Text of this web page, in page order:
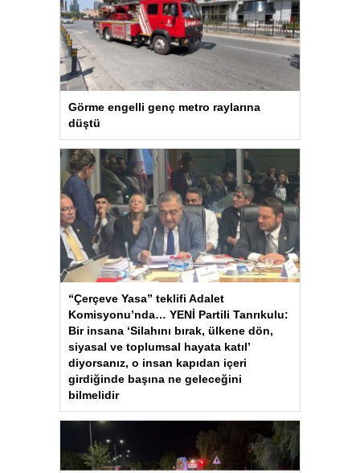
Görme engelli genç metro raylarına
düştü
“Çerçeve Yasa” teklifi Adalet
Komisyonu’nda… YENİ Partili Tanrıkulu:
Bir insana ‘Silahını bırak, ülkene dön,
siyasal ve toplumsal hayata katıl’
diyorsanız, o insan kapıdan içeri
girdiğinde başına ne geleceğini
bilmelidir